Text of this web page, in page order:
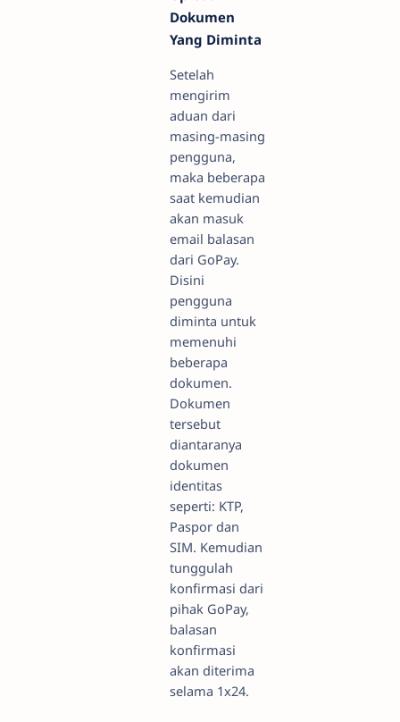
Dokumen
Yang Diminta
Setelah
mengirim
aduan dari
masing-masing
pengguna,
maka beberapa
saat kemudian
akan masuk
email balasan
dari GoPay.
Disini
pengguna
diminta untuk
memenuhi
beberapa
dokumen.
Dokumen
tersebut
diantaranya
dokumen
identitas
seperti: KTP,
Paspor dan
SIM. Kemudian
tunggulah
konfirmasi dari
pihak GoPay,
balasan
konfirmasi
akan diterima
selama 1x24.